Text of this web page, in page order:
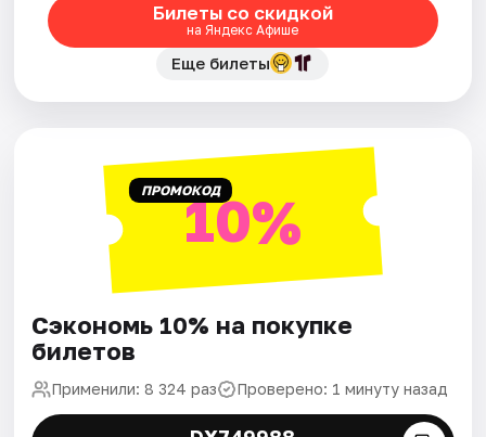
Билеты со скидкой
на Яндекс Афише
Еще билеты
ПРОМОКОД10%
Сэкономь 10% на покупке
билетов
Применили: 8 324 раз Проверено: 1 минуту назад